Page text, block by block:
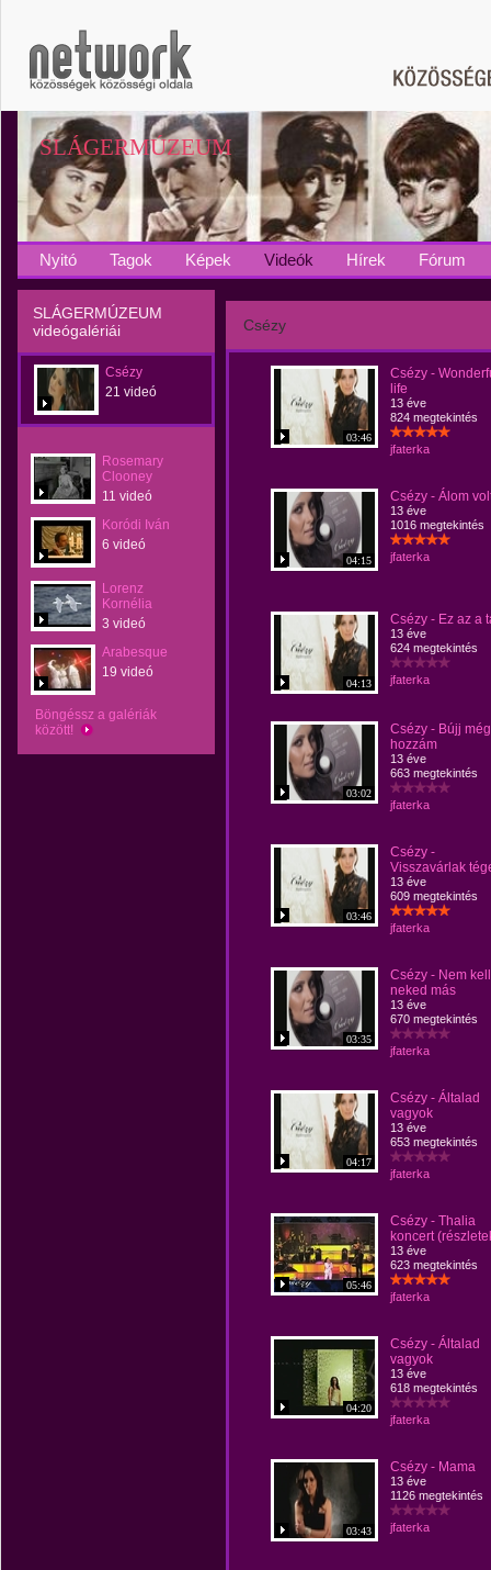
SLÁGERMÚZEUM
Nyitó Tagok Képek Videók Hírek Fórum
SLÁGERMÚZEUM
videógalériái
Csézy
21 videó
Rosemary
Clooney
11 videó
Koródi Iván
6 videó
Lorenz
Kornélia
3 videó
Arabesque
19 videó
Böngéssz a galériák
között!
Csézy
03:46
Csézy -
life
13 éve
824 megtekintés
jfaterka
04:15
Csézy - Álom
13 éve
1016 megtekintés
jfaterka
04:13
Csézy - Ez az a
13 éve
624 megtekintés
jfaterka
03:02
Csézy - Bújj még
hozzám
13 éve
663 megtekintés
jfaterka
03:46
Csézy -
Visszavárlak
13 éve
609 megtekintés
jfaterka
03:35
Csézy - Nem kell
neked más
13 éve
670 megtekintés
jfaterka
04:17
Csézy - Általad
vagyok
13 éve
653 megtekintés
jfaterka
05:46
Csézy - Thalia
koncert
13 éve
623 megtekintés
jfaterka
04:20
Csézy - Általad
vagyok
13 éve
618 megtekintés
jfaterka
03:43
Csézy - Mama
13 éve
1126 megtekintés
jfaterka